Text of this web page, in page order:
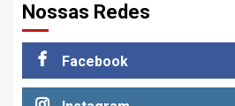
Nossas Redes
Facebook